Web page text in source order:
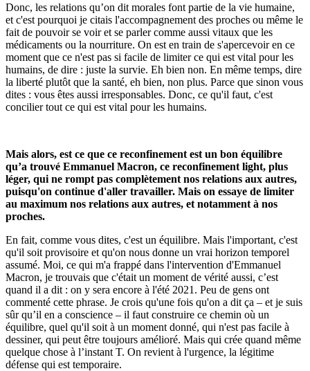
Donc, les relations qu’on dit morales font partie de la vie humaine,
et c'est pourquoi je citais l'accompagnement des proches ou même le
fait de pouvoir se voir et se parler comme aussi vitaux que les
médicaments ou la nourriture. On est en train de s'apercevoir en ce
moment que ce n'est pas si facile de limiter ce qui est vital pour les
humains, de dire : juste la survie. Eh bien non. En même temps, dire
la liberté plutôt que la santé, eh bien, non plus. Parce que sinon vous
dites : vous êtes aussi irresponsables. Donc, ce qu'il faut, c'est
concilier tout ce qui est vital pour les humains.
Mais alors, est ce que ce reconfinement est un bon équilibre
qu’a trouvé Emmanuel Macron, ce reconfinement light, plus
léger, qui ne rompt pas complètement nos relations aux autres,
puisqu'on continue d'aller travailler. Mais on essaye de limiter
au maximum nos relations aux autres, et notamment à nos
proches.
En fait, comme vous dites, c'est un équilibre. Mais l'important, c'est
qu'il soit provisoire et qu'on nous donne un vrai horizon temporel
assumé. Moi, ce qui m'a frappé dans l'intervention d'Emmanuel
Macron, je trouvais que c'était un moment de vérité aussi, c’est
quand il a dit : on y sera encore à l'été 2021. Peu de gens ont
commenté cette phrase. Je crois qu'une fois qu'on a dit ça – et je suis
sûr qu’il en a conscience – il faut construire ce chemin où un
équilibre, quel qu'il soit à un moment donné, qui n'est pas facile à
dessiner, qui peut être toujours amélioré. Mais qui crée quand même
quelque chose à l’instant T. On revient à l'urgence, la légitime
défense qui est temporaire.